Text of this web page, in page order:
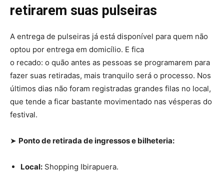
retirarem suas pulseiras
A entrega de pulseiras já está disponível para quem não
optou por entrega em domicílio. E fica
o recado: o quão antes as pessoas se programarem para
fazer suas retiradas, mais tranquilo será o processo. Nos
últimos dias não foram registradas grandes filas no local,
que tende a ficar bastante movimentado nas vésperas do
festival.
➤ Ponto de retirada de ingressos e bilheteria:
Local: Shopping Ibirapuera.